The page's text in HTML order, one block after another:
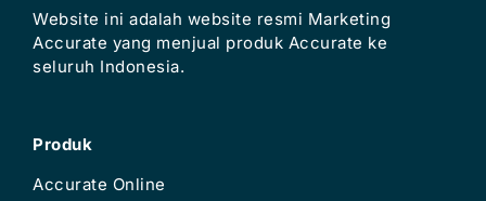
Website ini adalah website resmi Marketing
Accurate yang menjual produk Accurate ke
seluruh Indonesia.
Produk
Accurate Online